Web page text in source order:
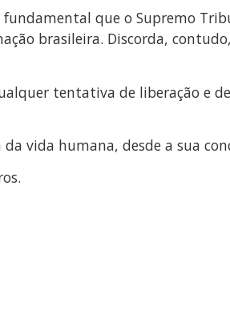
que o Supremo
brasileira. Discorda,
tentativa de liberação e
vida humana, desde a sua